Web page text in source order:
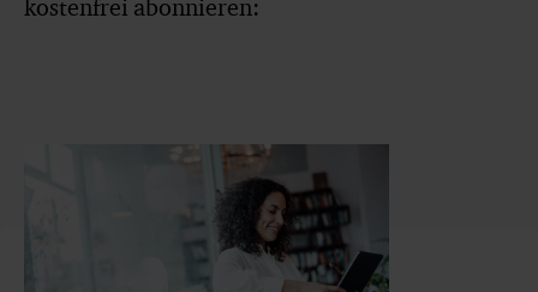
kostenfrei abonnieren: